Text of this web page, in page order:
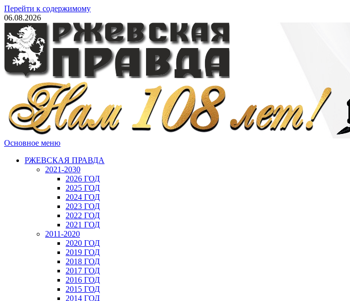
Перейти к содержимому
06.08.2026
Основное меню
РЖЕВСКАЯ ПРАВДА
2021-2030
2026 ГОД
2025 ГОД
2024 ГОД
2023 ГОД
2022 ГОД
2021 ГОД
2011-2020
2020 ГОД
2019 ГОД
2018 ГОД
2017 ГОД
2016 ГОД
2015 ГОД
2014 ГОД